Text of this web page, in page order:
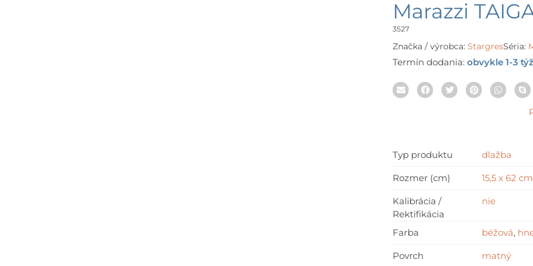
19,91
Marazzi
3527
Značka / výrobca: StargresSéria:
Termín dodania: obvykle 1-3
Typ produktu dlažba
Rozmer (cm) 15,5 x 62 cm
Kalibrácia /
Rektifikácia
nie
Farba béžová,
Povrch matný